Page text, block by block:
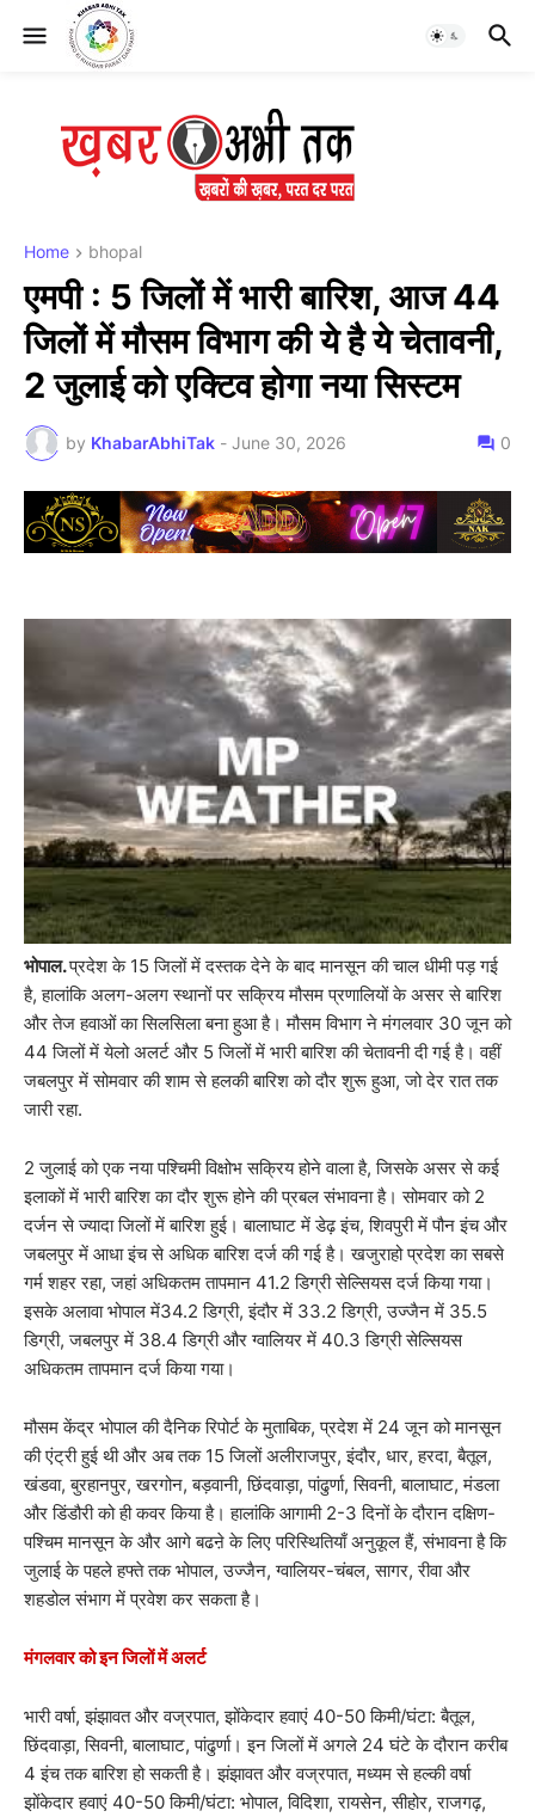
Home bhopal
एमपी : 5 जिलों में भारी बारिश, आज 44
जिलों में मौसम विभाग की ये है ये चेतावनी,
2 जुलाई को एक्टिव होगा नया सिस्टम
by KhabarAbhiTak - June 30, 2026 0
भोपाल.प्रदेश के 15 जिलों में दस्तक देने के बाद मानसून की चाल धीमी पड़ गई
है, हालांकि अलग-अलग स्थानों पर सक्रिय मौसम प्रणालियों के असर से बारिश
और तेज हवाओं का सिलसिला बना हुआ है। मौसम विभाग ने मंगलवार 30 जून को
44 जिलों में येलो अलर्ट और 5 जिलों में भारी बारिश की चेतावनी दी गई है। वहीं
जबलपुर में सोमवार की शाम से हलकी बारिश को दौर शुरू हुआ, जो देर रात तक
जारी रहा.
2 जुलाई को एक नया पश्चिमी विक्षोभ सक्रिय होने वाला है, जिसके असर से कई
इलाकों में भारी बारिश का दौर शुरू होने की प्रबल संभावना है। सोमवार को 2
दर्जन से ज्यादा जिलों में बारिश हुई। बालाघाट में डेढ़ इंच, शिवपुरी में पौन इंच और
जबलपुर में आधा इंच से अधिक बारिश दर्ज की गई है। खजुराहो प्रदेश का सबसे
गर्म शहर रहा, जहां अधिकतम तापमान 41.2 डिग्री सेल्सियस दर्ज किया गया।
इसके अलावा भोपाल में34.2 डिग्री, इंदौर में 33.2 डिग्री, उज्जैन में 35.5
डिग्री, जबलपुर में 38.4 डिग्री और ग्वालियर में 40.3 डिग्री सेल्सियस
अधिकतम तापमान दर्ज किया गया।
मौसम केंद्र भोपाल की दैनिक रिपोर्ट के मुताबिक, प्रदेश में 24 जून को मानसून
की एंट्री हुई थी और अब तक 15 जिलों अलीराजपुर, इंदौर, धार, हरदा, बैतूल,
खंडवा, बुरहानपुर, खरगोन, बड़वानी, छिंदवाड़ा, पांढुर्णा, सिवनी, बालाघाट, मंडला
और डिंडौरी को ही कवर किया है। हालांकि आगामी 2-3 दिनों के दौरान दक्षिण-
पश्चिम मानसून के और आगे बढऩे के लिए परिस्थितियाँ अनुकूल हैं, संभावना है कि
जुलाई के पहले हफ्ते तक भोपाल, उज्जैन, ग्वालियर-चंबल, सागर, रीवा और
शहडोल संभाग में प्रवेश कर सकता है।
मंगलवार को इन जिलों में अलर्ट
भारी वर्षा, झंझावत और वज्रपात, झोंकेदार हवाएं 40-50 किमी/घंटा: बैतूल,
छिंदवाड़ा, सिवनी, बालाघाट, पांढुर्णा। इन जिलों में अगले 24 घंटे के दौरान करीब
4 इंच तक बारिश हो सकती है। झंझावत और वज्रपात, मध्यम से हल्की वर्षा
झोंकेदार हवाएं 40-50 किमी/घंटा: भोपाल, विदिशा, रायसेन, सीहोर, राजगढ़,